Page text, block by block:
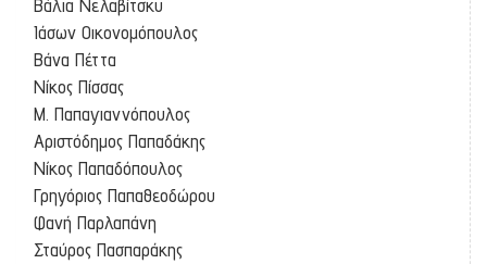
Βάλια Νελαβίτσκυ
Ιάσων Οικονομόπουλος
Βάνα Πέττα
Νίκος Πίσσας
Μ. Παπαγιαννόπουλος
Αριστόδημος Παπαδάκης
Νίκος Παπαδόπουλος
Γρηγόριος Παπαθεοδώρου
Φανή Παρλαπάνη
Σταύρος Πασπαράκης